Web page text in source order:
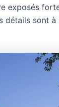
exposés
détails sont